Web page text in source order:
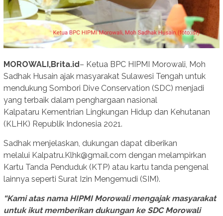
MOROWALI,Brita.id– Ketua BPC HIPMI Morowali, Moh
Sadhak Husain ajak masyarakat Sulawesi Tengah untuk
mendukung Sombori Dive Conservation (SDC) menjadi
yang terbaik dalam penghargaan nasional
Kalpataru Kementrian Lingkungan Hidup dan Kehutanan
(KLHK) Republik Indonesia 2021.
Sadhak menjelaskan, dukungan dapat diberikan
melalui Kalpatru.Klhk@gmail.com dengan melampirkan
Kartu Tanda Penduduk (KTP) atau kartu tanda pengenal
lainnya seperti Surat Izin Mengemudi (SIM).
“Kami atas nama HIPMI Morowali mengajak masyarakat
untuk ikut memberikan dukungan ke SDC Morowali